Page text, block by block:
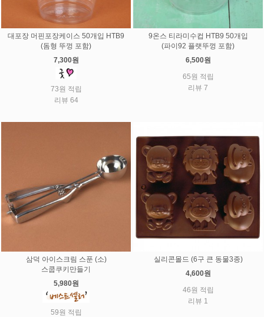
대포장 머핀포장케이스 50개입 HTB9
(돔형 뚜껑 포함)
7,300원
73원 적립
리뷰 64
9온스 티라미수컵 HTB9 50개입
(파이92 플랫뚜껑 포함)
6,500원
65원 적립
리뷰 7
삼덕 아이스크림 스푼 (소)
스쿱쿠키만들기
5,980원
59원 적립
실리콘몰드 (6구 큰 동물3종)
4,600원
46원 적립
리뷰 1